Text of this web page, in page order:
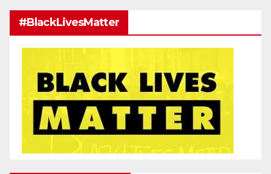
#BlackLivesMatter